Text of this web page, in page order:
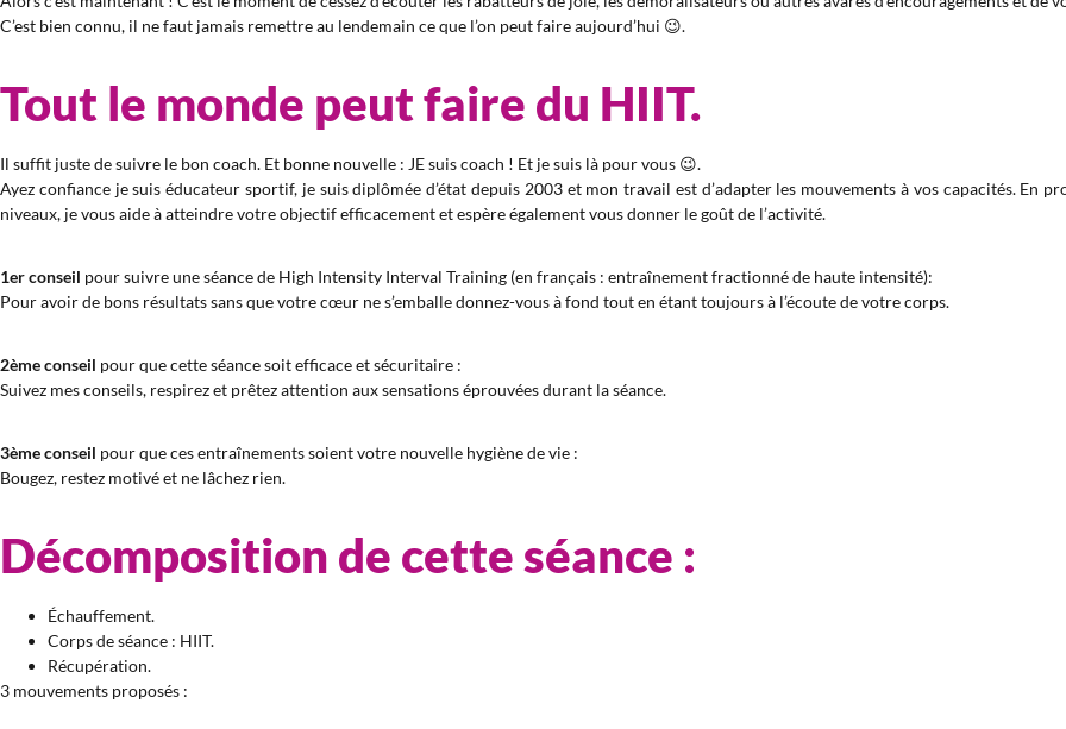
C’est bien connu, il ne faut jamais remettre au lendemain ce que l’on peut faire aujourd’hui 😉.
Tout le monde peut faire du HIIT.
Il suffit juste de suivre le bon coach. Et bonne nouvelle : JE suis coach ! Et je suis là pour vous 😉.
Ayez confiance je suis éducateur sportif, je suis diplômée d’état depuis 2003 et mon travail est d’adapter les mouvements à vos capacités. En
niveaux, je vous aide à atteindre votre objectif efficacement et espère également vous donner le goût de l’activité.
1er conseil pour suivre une séance de High Intensity Interval Training (en français : entraînement fractionné de haute intensité):
Pour avoir de bons résultats sans que votre cœur ne s’emballe donnez-vous à fond tout en étant toujours à l’écoute de votre corps.
2ème conseil pour que cette séance soit efficace et sécuritaire :
Suivez mes conseils, respirez et prêtez attention aux sensations éprouvées durant la séance.
3ème conseil pour que ces entraînements soient votre nouvelle hygiène de vie :
Bougez, restez motivé et ne lâchez rien.
Décomposition de cette séance :
Échauffement.
Corps de séance : HIIT.
Récupération.
3 mouvements proposés :